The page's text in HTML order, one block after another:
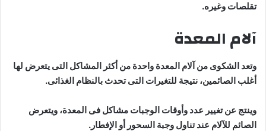
تقلصات وغيره.
آلام المعدة
وتعد الشكوى من آلام المعدة واحدة من أكثر المشاكل التى يتعرض لها
أغلب الصائمين، نتيجة للتغيرات التى تحدث بالنظام الغذائى.
وينتج عن تغيير عدد وأوقات الوجبات مشاكل فى المعدة، ويتعرض
الصائم للآلام عند تناول وجبة السحور أو الإفطار.